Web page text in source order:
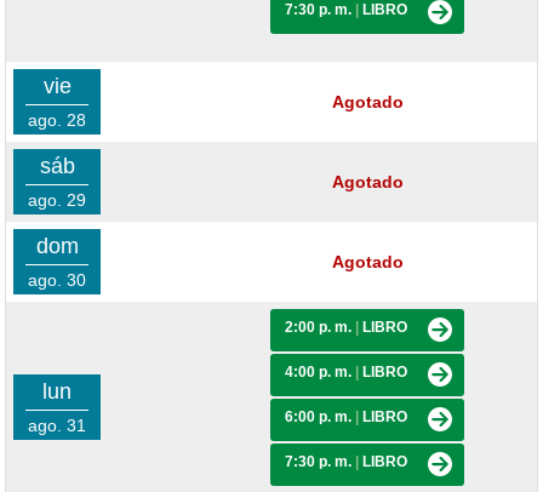
7:30 p. m. LIBRO
vie
ago. 28
Agotado
sáb
ago. 29
Agotado
dom
ago. 30
Agotado
lun
ago. 31
2:00 p. m. LIBRO
4:00 p. m. LIBRO
6:00 p. m. LIBRO
7:30 p. m. LIBRO